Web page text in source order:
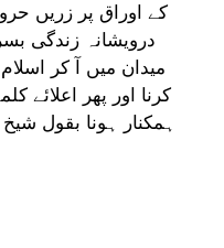
کے اوراق پر زریں
درویشانہ زندگی
میدان میں آ کر
کرنا اور پھر اعلائے
ہمکنار ہونا بقول